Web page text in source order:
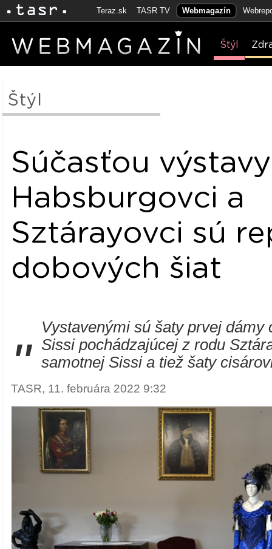
Teraz.sk TASR TV Webmagazín
Štýl
Štýl
Súčasťou výstavy
Habsburgovci a
Sztárayovci sú
dobových šiat
"
Vystavenými sú šaty prvej dámy
Sissi pochádzajúcej z rodu
samotnej Sissi a tiež šaty
TASR, 11. februára 2022 9:32